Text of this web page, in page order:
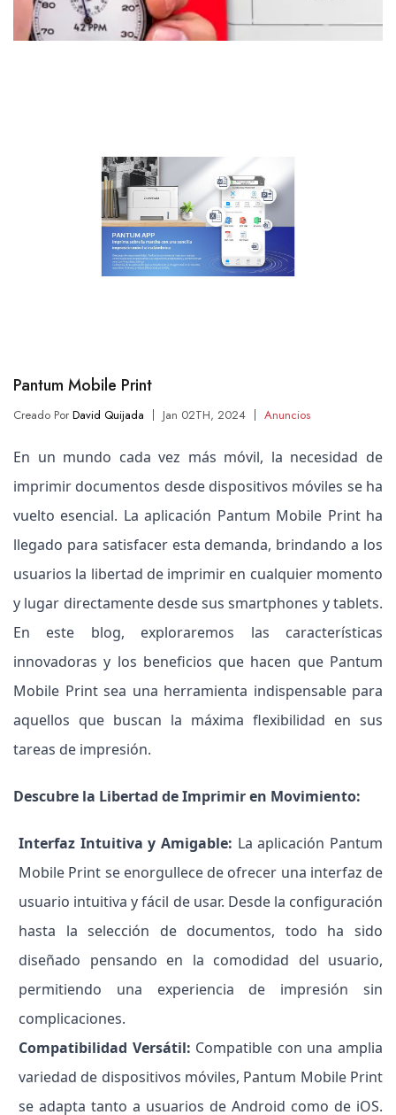
Pantum Mobile Print
Creado Por David Quijada Jan 02TH, 2024 Anuncios
En un mundo cada vez más móvil, la necesidad de
imprimir documentos desde dispositivos móviles se ha
vuelto esencial. La aplicación Pantum Mobile Print ha
llegado para satisfacer esta demanda, brindando a los
usuarios la libertad de imprimir en cualquier momento
y lugar directamente desde sus smartphones y tablets.
En este blog, exploraremos las características
innovadoras y los beneficios que hacen que Pantum
Mobile Print sea una herramienta indispensable para
aquellos que buscan la máxima flexibilidad en sus
tareas de impresión.
Descubre la Libertad de Imprimir en Movimiento:
Interfaz Intuitiva y Amigable: La aplicación Pantum
Mobile Print se enorgullece de ofrecer una interfaz de
usuario intuitiva y fácil de usar. Desde la configuración
hasta la selección de documentos, todo ha sido
diseñado pensando en la comodidad del usuario,
permitiendo una experiencia de impresión sin
complicaciones.
Compatibilidad Versátil: Compatible con una amplia
variedad de dispositivos móviles, Pantum Mobile Print
se adapta tanto a usuarios de Android como de iOS.